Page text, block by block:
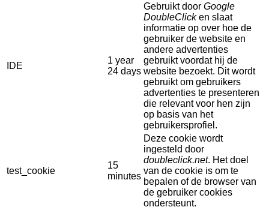
IDE
1 year
24 days
Gebruikt door Google
DoubleClicken slaat
informatie op over hoe de
gebruiker de website en
andere advertenties
gebruikt voordat hij de
website bezoekt. Dit wordt
gebruikt om gebruikers
advertenties te presenteren
die relevant voor hen zijn
op basis van het
gebruikersprofiel.
test_cookie
15
minutes
Deze cookie wordt
ingesteld door
doubleclick.net. Het doel
van de cookie is om te
bepalen of de browser van
de gebruiker cookies
ondersteunt.